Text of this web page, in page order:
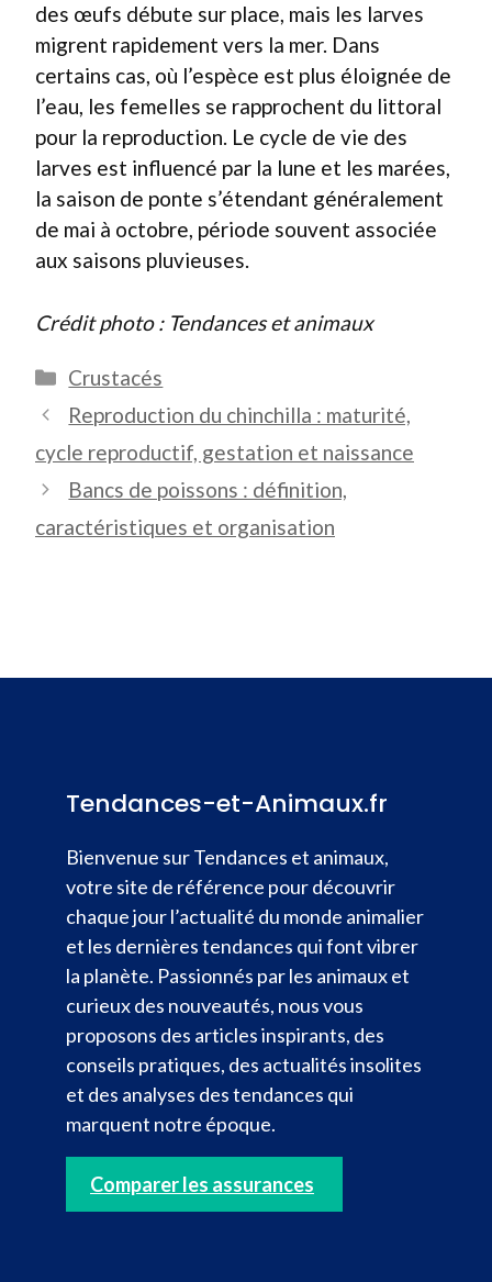
des œufs débute sur place, mais les larves
migrent rapidement vers la mer. Dans
certains cas, où l’espèce est plus éloignée de
l’eau, les femelles se rapprochent du littoral
pour la reproduction. Le cycle de vie des
larves est influencé par la lune et les marées,
la saison de ponte s’étendant généralement
de mai à octobre, période souvent associée
aux saisons pluvieuses.
Crédit photo : Tendances et animaux
Catégories
Crustacés
Reproduction du chinchilla : maturité,
cycle reproductif, gestation et naissance
Bancs de poissons : définition,
caractéristiques et organisation
Tendances-et-Animaux.fr
Bienvenue sur Tendances et animaux,
votre site de référence pour découvrir
chaque jour l’actualité du monde animalier
et les dernières tendances qui font vibrer
la planète. Passionnés par les animaux et
curieux des nouveautés, nous vous
proposons des articles inspirants, des
conseils pratiques, des actualités insolites
et des analyses des tendances qui
marquent notre époque.
Comparer les assurances